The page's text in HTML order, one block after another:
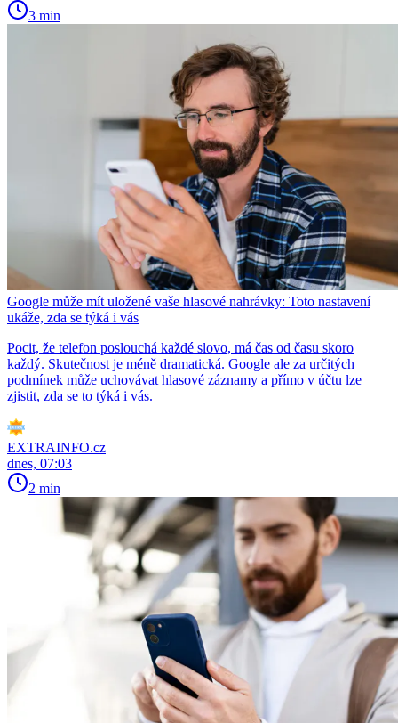
3 min
Google může mít uložené vaše hlasové nahrávky: Toto nastavení
ukáže, zda se týká i vás
Pocit, že telefon poslouchá každé slovo, má čas od času skoro
každý. Skutečnost je méně dramatická. Google ale za určitých
podmínek může uchovávat hlasové záznamy a přímo v účtu lze
zjistit, zda se to týká i vás.
EXTRAINFO.cz
dnes, 07:03
2 min